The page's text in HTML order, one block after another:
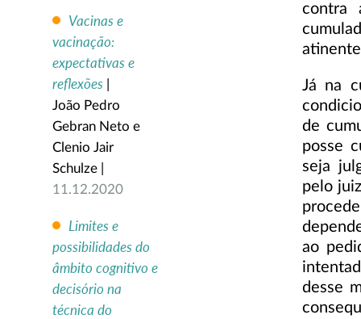
Vacinas e
vacinação:
expectativas e
reflexões
João Pedro
Gebran Neto e
Clenio Jair
Schulze |
11.12.2020
Limites e
possibilidades do
âmbito cognitivo e
decisório na
técnica do
contra
Já na
de
posse
seja
pelo
ao
desse